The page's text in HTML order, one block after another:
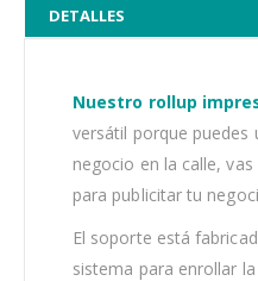
DETALLES
Nuestro rollup
versátil porque puedes
negocio en la calle,
para publicitar tu
El soporte está
sistema para enrollar